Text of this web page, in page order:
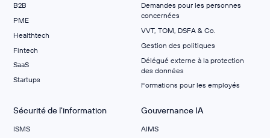
B2B
PME
Healthtech
Fintech
SaaS
Startups
Demandes pour les personnes
concernées
VVT, TOM, DSFA & Co.
Gestion des politiques
Délégué externe à la protection
des données
Formations pour les employés
Sécurité de l'information
ISMS
Gouvernance IA
AIMS